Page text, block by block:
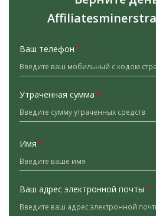
Ваш телефон *
Утраченная сумма *
Имя *
Ваш адрес электронной почты *